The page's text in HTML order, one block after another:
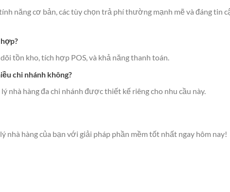
năng cơ bản, các tùy chọn trả phí thường mạnh mẽ và đáng tin
tồn kho, tích hợp POS, và khả năng thanh toán.
chi nhánh không?
nhà hàng đa chi nhánh được thiết kế riêng cho nhu cầu này.
nhà hàng của bạn với giải pháp phần mềm tốt nhất ngay hôm nay!